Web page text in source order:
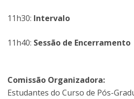
11h30: Intervalo
11h40: Sessão de Encerramento
Comissão Organizadora:
Estudantes do Curso de Pós-